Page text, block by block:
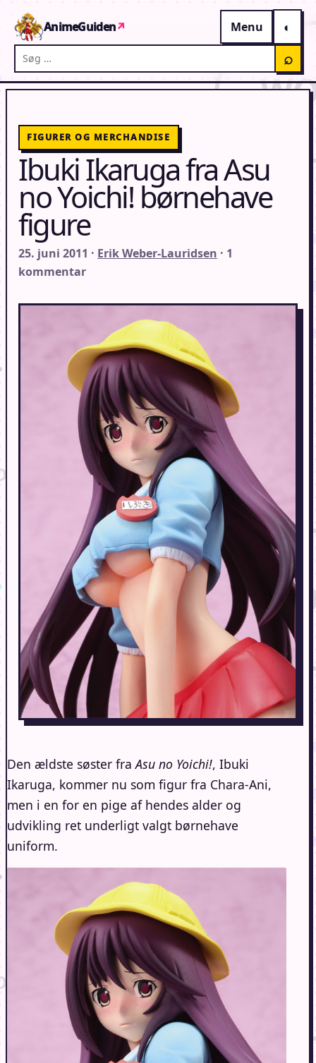
AnimeGuiden↗
Menu
Søg på AnimeGuiden
⌕
FIGURER OG MERCHANDISE
Ibuki Ikaruga fra Asu
no Yoichi! børnehave
figure
25. juni 2011 · Erik Weber-Lauridsen · 1
kommentar
Den ældste søster fraAsu no Yoichi!, Ibuki
Ikaruga, kommer nu som figur fra Chara-Ani,
men i en for en pige af hendes alder og
udvikling ret underligt valgt børnehave
uniform.